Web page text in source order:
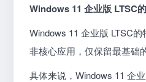
Windows 11 企业版 LTSC
Windows 11 企业版 LTSC
非核心应用，仅保留最基础
具体来说，Windows 11 企